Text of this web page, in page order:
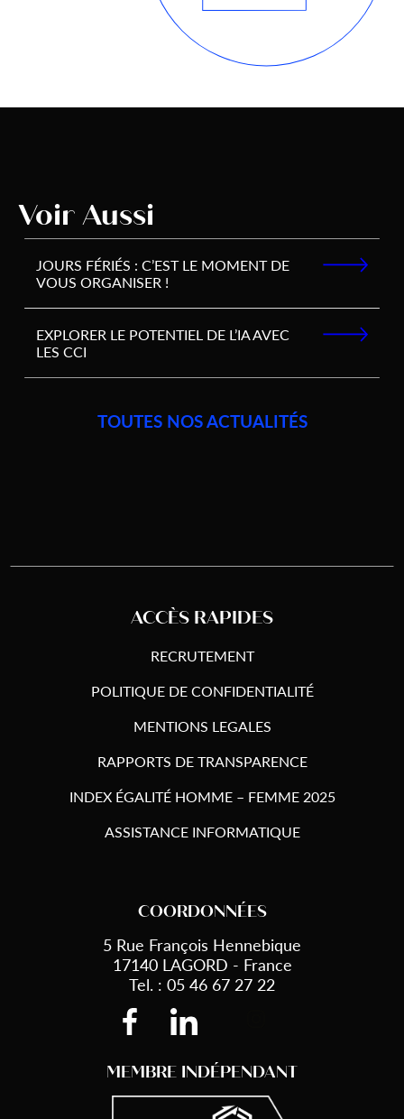
Voir Aussi
JOURS FÉRIÉS : C’EST LE MOMENT DE
VOUS ORGANISER !
EXPLORER LE POTENTIEL DE L’IA AVEC
LES CCI
TOUTES NOS ACTUALITÉS
ACCÈS RAPIDES
RECRUTEMENT
POLITIQUE DE CONFIDENTIALITÉ
MENTIONS LEGALES
RAPPORTS DE TRANSPARENCE
INDEX ÉGALITÉ HOMME – FEMME 2025
ASSISTANCE INFORMATIQUE
COORDONNÉES
5 Rue François Hennebique
17140 LAGORD - France
Tel. : 05 46 67 27 22
MEMBRE INDÉPENDANT